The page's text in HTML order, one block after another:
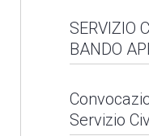
LEGGI
-
LEGGI NEWS
SERVIZIO
BANDO
Servizio